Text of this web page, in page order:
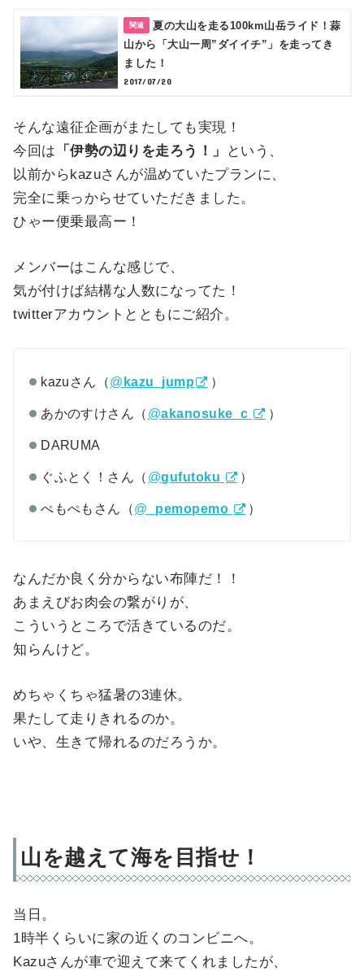
夏の大山を走る100km山岳ライド！蒜
山から「大山一周”ダイイチ”」を走ってき
ました！
2017/07/20
そんな遠征企画がまたしても実現！
今回は
「伊勢の辺りを走ろう！」
という、
以前からkazuさんが温めていたプランに、
完全に乗っからせていただきました。
ひゃー便乗最高ー！
メンバーはこんな感じで、
気が付けば結構な人数になってた！
twitterアカウントとともにご紹介。
kazuさん（@ kazu_jump ）
あかのすけさん（ @akanosuke_c ）
DARUMA
ぐふとく！さん（ @gufutoku ）
ぺもぺもさん（@ _pemopemo ）
なんだか良く分からない布陣だ！！
あまえびお肉会の繋がりが、
こういうところで活きているのだ。
知らんけど。
めちゃくちゃ猛暑の3連休。
果たして走りきれるのか。
いや、生きて帰れるのだろうか。
山を越えて海を目指せ！
当日。
1時半くらいに家の近くのコンビニへ。
Kazuさんが車で迎えて来てくれましたが、